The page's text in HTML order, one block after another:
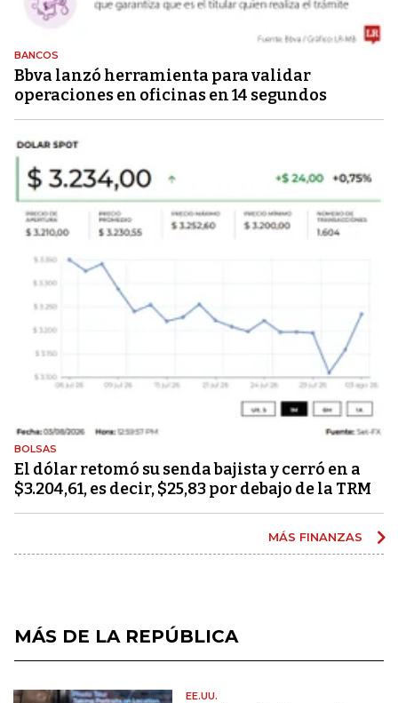
BANCOS
Bbva lanzó herramienta para validar
operaciones en oficinas en 14 segundos
BOLSAS
El dólar retomó su senda bajista y cerró en a
$3.204,61, es decir, $25,83 por debajo de la TRM
MÁS FINANZAS
MÁS DE LA REPÚBLICA
EE.UU.